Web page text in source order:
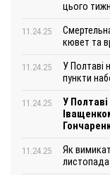
цього
11.24.25
кювет та
11.24.25
У Полтаві
пункти
11.24.25
У
11.24.25
Як
листопада